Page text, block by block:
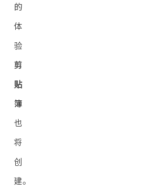
的
体
验
剪
贴
簿
也
将
创
建。